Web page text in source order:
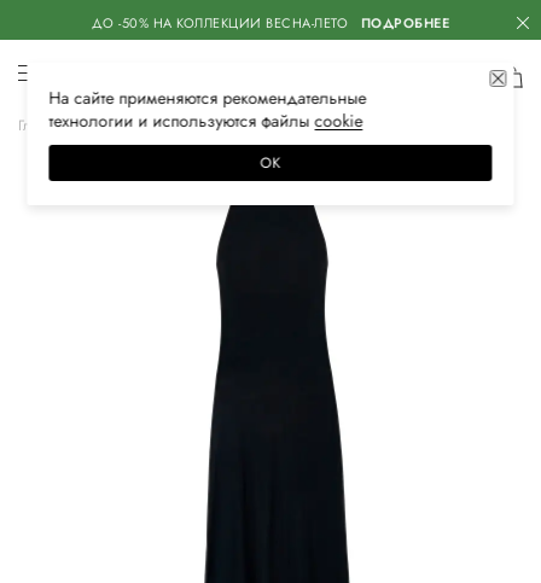
ДО -50% НА КОЛЛЕКЦИИ ВЕСНА-ЛЕТО ПОДРОБНЕЕ
Главная Женская Одежда Платья Вечерние
На сайте применяются рекомендательные
технологии и используются файлысооkiе
ОК